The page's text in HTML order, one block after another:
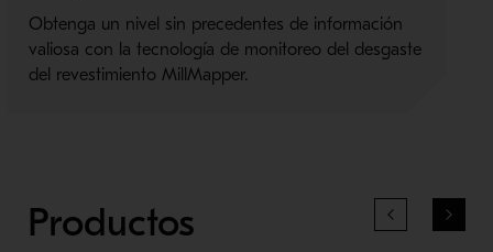
Obtenga un nivel sin precedentes de información
valiosa con la tecnología de monitoreo del desgaste
del revestimiento MillMapper.
Productos